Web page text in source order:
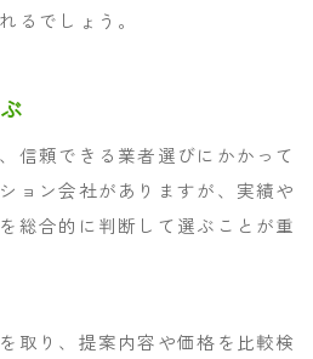
るでしょう。
信頼できる業者選びにかかって
ョン会社がありますが、実績や
総合的に判断して選ぶことが重
取り、提案内容や価格を比較検